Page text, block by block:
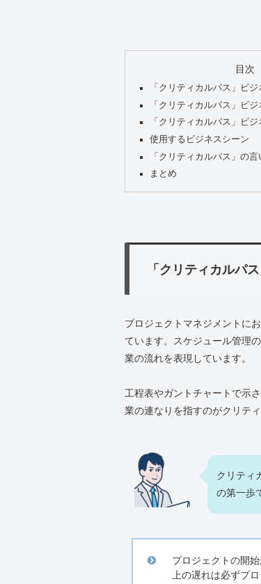
目次
「クリティカルパス」ビ
「クリティカルパス」ビ
「クリティカルパス」ビジ
使用するビジネスシーン
「クリティカルパス」の言
まとめ
「クリティカルパ
プロジェクトマネジメントに
ています。スケジュール管理
業の流れを表現しています。
工程表やガントチャートで示
業の連なりを指すのがクリテ
クリティ
の第一歩
プロジェクトの開
上の遅れは必ずプ